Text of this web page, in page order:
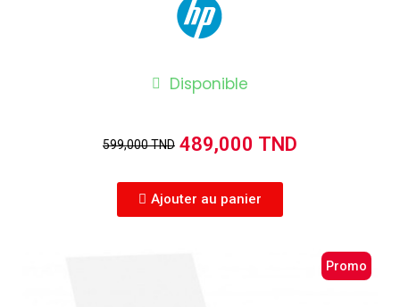
Disponible
599,000 TND 489,000 TND
Ajouter au panier
Promo